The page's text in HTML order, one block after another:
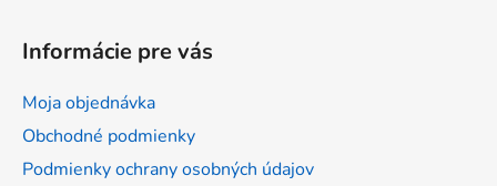
Informácie pre vás
Moja objednávka
Obchodné podmienky
Podmienky ochrany osobných údajov